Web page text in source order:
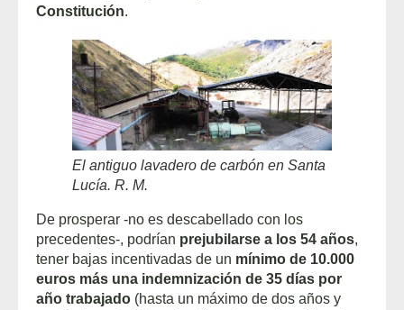
Constitución.
El antiguo lavadero de carbón en Santa
Lucía. R. M.
De prosperar -no es descabellado con los
precedentes-, podrían prejubilarse a los 54 años,
tener bajas incentivadas de un mínimo de 10.000
euros más una indemnización de 35 días por
año trabajado (hasta un máximo de dos años y